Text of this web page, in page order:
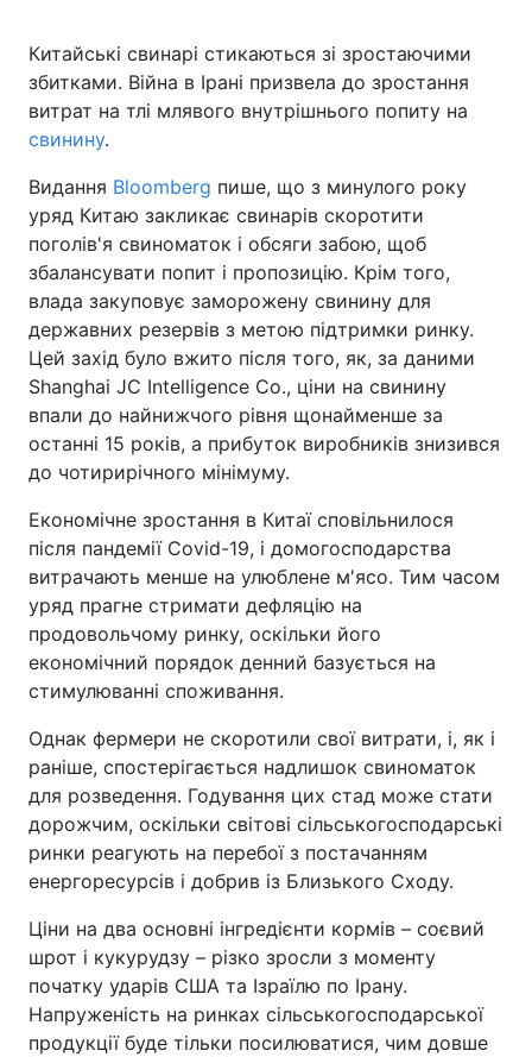
Китайські свинарі стикаються зі зростаючими
збитками. Війна в Ірані призвела до зростання
витрат на тлі млявого внутрішнього попиту на
свинину.
Видання Bloomberg пише, що з минулого року
уряд Китаю закликає свинарів скоротити
поголів'я свиноматок і обсяги забою, щоб
збалансувати попит і пропозицію. Крім того,
влада закуповує заморожену свинину для
державних резервів з метою підтримки ринку.
Цей захід було вжито після того, як, за даними
Shanghai JC Intelligence Co., ціни на свинину
впали до найнижчого рівня щонайменше за
останні 15 років, а прибуток виробників знизився
до чотирирічного мінімуму.
Економічне зростання в Китаї сповільнилося
після пандемії Covid-19, і домогосподарства
витрачають менше на улюблене м'ясо. Тим часом
уряд прагне стримати дефляцію на
продовольчому ринку, оскільки його
економічний порядок денний базується на
стимулюванні споживання.
Однак фермери не скоротили свої витрати, і, як і
раніше, спостерігається надлишок свиноматок
для розведення. Годування цих стад може стати
дорожчим, оскільки світові сільськогосподарські
ринки реагують на перебої з постачанням
енергоресурсів і добрив із Близького Сходу.
Ціни на два основні інгредієнти кормів – соєвий
шрот і кукурудзу – різко зросли з моменту
початку ударів США та Ізраїлю по Ірану.
Напруженість на ринках сільськогосподарської
продукції буде тільки посилюватися, чим довше